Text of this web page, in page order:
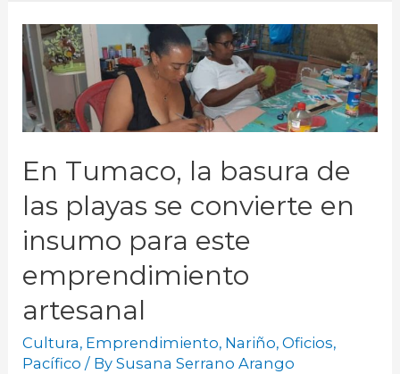
En Tumaco, la basura de
las playas se convierte en
insumo para este
emprendimiento
artesanal
Cultura, Emprendimiento, Nariño,Oficios,
Pacífico / BySusana Serrano Arango